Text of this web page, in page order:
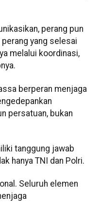
perang pun
yang selesai
melalui koordinasi,
berperan menjaga
persatuan, bukan
tanggung jawab
hanya TNI dan Polri.
Seluruh elemen